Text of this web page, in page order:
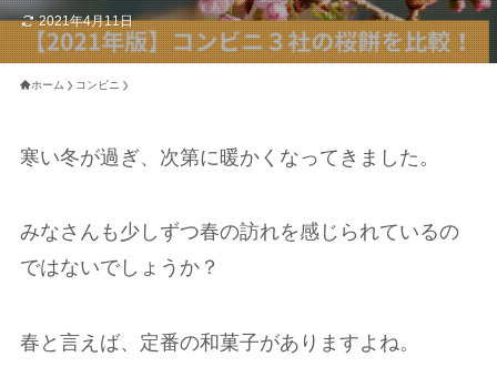
2021年4月11日
ホーム コンビニ
寒い冬が過ぎ、次第に暖かくなってきました。
みなさんも少しずつ春の訪れを感じられているの
ではないでしょうか？
春と言えば、定番の和菓子がありますよね。